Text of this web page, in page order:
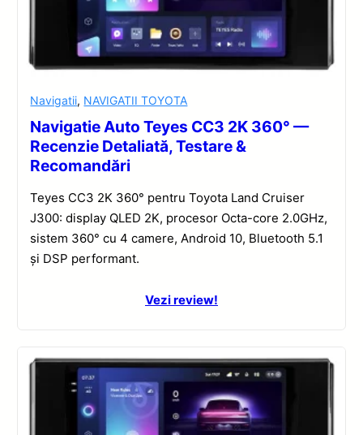
Navigatii, NAVIGATII TOYOTA
Navigatie Auto Teyes CC3 2K 360° —
Recenzie Detaliată, Testare &
Recomandări
Teyes CC3 2K 360° pentru Toyota Land Cruiser
J300: display QLED 2K, procesor Octa-core 2.0GHz,
sistem 360° cu 4 camere, Android 10, Bluetooth 5.1
și DSP performant.
Vezi review!